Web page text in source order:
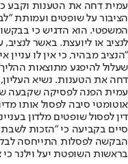
עמית דחה את הטענות וקבע
הציבור על שופטים ועמותת
המשפטי. הוא הדגיש כי
לנציב או ליועצת. באשר
"הנציב מבהיר, כי אין לו
שעלול להיפגע מתוצאות
דחה את הטענות. נשיא העליון,
עמית הפנה לפסיקה שקבעה
אוטומטי סיבה לפסול אותו
דין לפסול שופטים מלדון
סיים בקביעה כי "הזכות
הבקשה לפסלות התייחסה
בראשות השופטת יעל וילנר